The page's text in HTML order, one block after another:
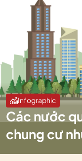
Infographic
Các nước
chung cư